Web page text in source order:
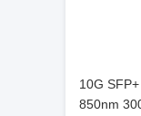
10G
850nm